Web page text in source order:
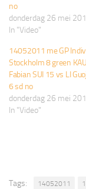
no
donderdag 26 mei
In "Video"
14052011 me GP
Stockholm 8 green
Fabian SUI 15 vs LI
6 sd no
donderdag 26 mei
In "Video"
Tags: 14052011